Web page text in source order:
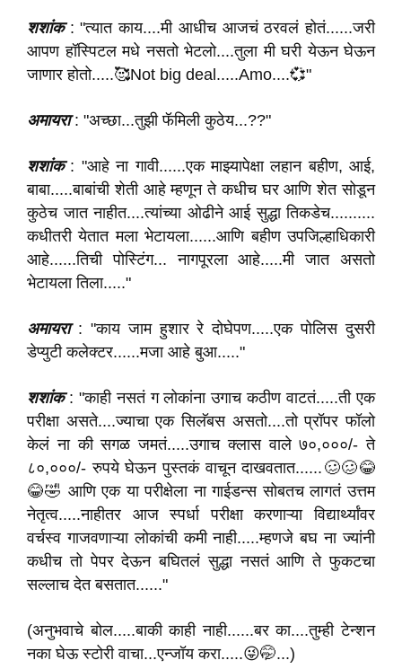
शशांक: "त्यात काय....मी आधीच आजचं ठरवलं होतं......जरी
आपण हॉस्पिटल मधे नसतो भेटलो....तुला मी घरी येऊन घेऊन
जाणार होतो.....🥰Not big deal.....Amo....💞"
अमायरा: "अच्छा...तुझी फॅमिली कुठेय...??"
शशांक: "आहे ना गावी......एक माझ्यापेक्षा लहान बहीण, आई,
बाबा.....बाबांची शेती आहे म्हणून ते कधीच घर आणि शेत सोडून
कुठेच जात नाहीत....त्यांच्या ओढीने आई सुद्धा तिकडेच..........
कधीतरी येतात मला भेटायला......आणि बहीण उपजिल्हाधिकारी
आहे......तिची पोस्टिंग... नागपूरला आहे.....मी जात असतो
भेटायला तिला....."
अमायरा: "काय जाम हुशार रे दोघेपण.....एक पोलिस दुसरी
डेप्युटी कलेक्टर......मजा आहे बुआ....."
शशांक: "काही नसतं ग लोकांना उगाच कठीण वाटतं.....ती एक
परीक्षा असते....ज्याचा एक सिलॅबस असतो....तो प्रॉपर फॉलो
केलं ना की सगळ जमतं.....उगाच क्लास वाले ७०,०००/- ते
८०,०००/- रुपये घेऊन पुस्तकं वाचून दाखवतात......🥴🥴😂
😂🤣 आणि एक या परीक्षेला ना गाईडन्स सोबतच लागतं उत्तम
नेतृत्व.....नाहीतर आज स्पर्धा परीक्षा करणाऱ्या विद्यार्थ्यांवर
वर्चस्व गाजवणाऱ्या लोकांची कमी नाही.....म्हणजे बघ ना ज्यांनी
कधीच तो पेपर देऊन बघितलं सुद्धा नसतं आणि ते फुकटचा
सल्लाच देत बसतात......"
(अनुभवाचे बोल.....बाकी काही नाही......बर का....तुम्ही टेन्शन
नका घेऊ स्टोरी वाचा...एन्जॉय करा.....😜🤭...)